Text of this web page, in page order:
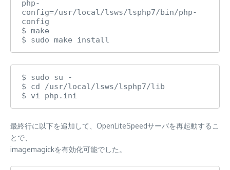
php-
config=/usr/local/lsws/lsphp7/bin/php-
config
$ make
$ sudo make install
$ sudo su -
$ cd /usr/local/lsws/lsphp7/lib
$ vi php.ini
最終行に以下を追加して、OpenLiteSpeedサーバを再起動するこ
とで、
imagemagickを有効化可能でした。